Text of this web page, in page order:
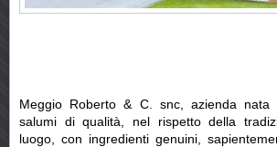
Meggio Roberto & C. snc, azienda nata
salumi di qualità, nel rispetto della
luogo, con ingredienti genuini,